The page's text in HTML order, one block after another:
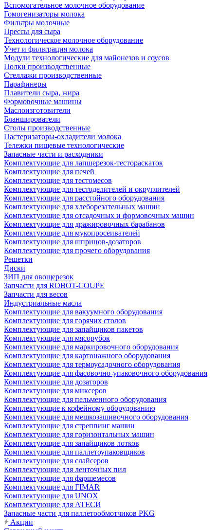
Вспомогательное молочное оборудование
Гомогенизаторы молока
Фильтры молочные
Прессы для сыра
Технологическое молочное оборудование
Учет и фильтрация молока
Модули технологические для майонезов и соусов
Полки производственные
Стеллажи производственные
Парафинеры
Плавители сыра, жира
Формовочные машины
Маслоизготовители
Бланширователи
Столы производственные
Пастеризаторы-охладители молока
Тележки пищевые технологические
Запасные части и расходники
Комплектующие для лапшерезок-тестораскаток
Комплектующие для печей
Комплектующие для тестомесов
Комплектующие для тестоделителей и округлителей
Комплектующие для расстойного оборудования
Комплектующие для хлеборезательных машин
Комплектующие для отсадочных и формовочных машин
Комплектующие для дражировочных барабанов
Комплектующие для мукопросеивателей
Комплектующие для шприцов-дозаторов
Комплектующие для прочего оборудования
Решетки
Диски
ЗИП для овощерезок
Запчасти для ROBOT-COUPE
Запчасти для весов
Индустриальные масла
Комплектующие для вакуумного оборудования
Комплектующие для горячих столов
Комплектующие для запайщиков пакетов
Комплектующие для мясорубок
Комплектующие для маркировочного оборудования
Комплектующие для картонажного оборудования
Комплектующие для термоусадочного оборудования
Комплектующие для фасовочно-упаковочного оборудования
Комплектующие для дозаторов
Комплектующие для миксеров
Комплектующие для пельменного оборудования
Комплектующие к кофейному оборудованию
Комплектующие для мешкозашивочного оборудования
Комплектующие для стреппинг машин
Комплектующие для горизонтальных машин
Комплектующие для запайщиков лотков
Комплектующие для паллетоупаковщиков
Комплектующие для слайсеров
Комплектующие для ленточных пил
Комплектующие для фаршемесов
Комплектующие для FIMAR
Комплектующие для UNOX
Комплектующие для АТЕСИ
Запасные части для паллетообмотчиков PKG
Акции